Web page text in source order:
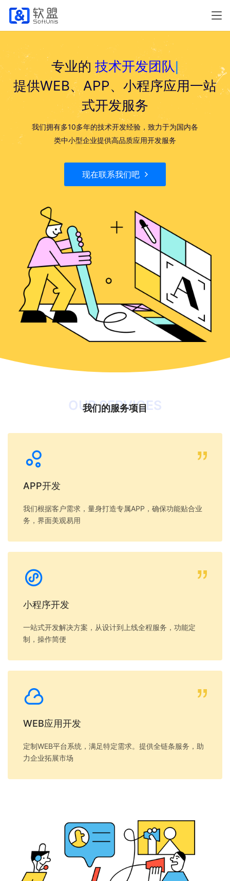
专业的 技术开发团队|
提供WEB、APP、小程序应用一站
式开发服务
我们拥有多10多年的技术开发经验，致力于为国内各
类中小型企业提供高品质应用开发服务
现在联系我们吧
我们的服务项目
OUR SERVICES
APP开发
我们根据客户需求，量身打造专属APP，确保功能贴合业
务，界面美观易用
小程序开发
一站式开发解决方案，从设计到上线全程服务，功能定
制，操作简便
WEB应用开发
定制WEB平台系统，满足特定需求。提供全链条服务，助
力企业拓展市场